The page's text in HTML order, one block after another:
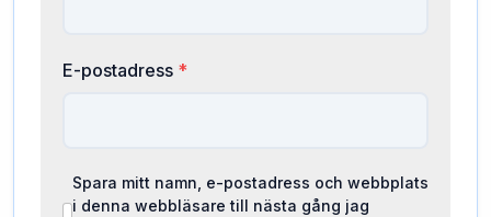
E-postadress *
Spara mitt namn, e-postadress och webbplats
i denna webbläsare till nästa gång jag